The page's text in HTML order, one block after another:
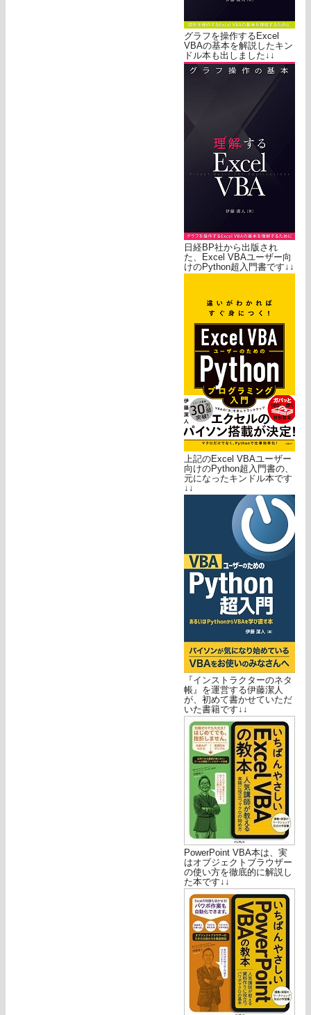
グラフを操作するExcel
VBAの基本を解説したキン
ドル本も出しました↓↓
日経BP社から出版され
た、Excel VBAユーザー向
けのPython超入門書です↓↓
上記のExcel VBAユーザー
向けのPython超入門書の、
元になったキンドル本です
↓↓
『インストラクターのネタ
帳』を運営する伊藤潔人
が、初めて書かせていただ
いた書籍です↓↓
PowerPoint VBA本は、実
はオブジェクトブラウザー
の使い方を徹底的に解説し
た本です↓↓